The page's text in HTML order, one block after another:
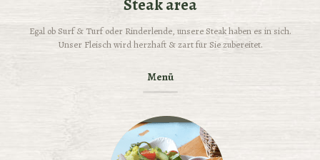
Steak area
Egal ob Surf & Turf oder Rinderlende, unsere Steak haben es in sich.
Unser Fleisch wird herzhaft & zart für Sie zubereitet.
Menü